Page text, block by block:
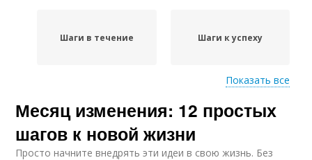
Шаги в течение Шаги к успеху
Шаги к уверенности Шаги к общению
Показать все
Месяц изменения: 12 простых
шагов к новой жизни
Просто начните внедрять эти идеи в свою жизнь. Без